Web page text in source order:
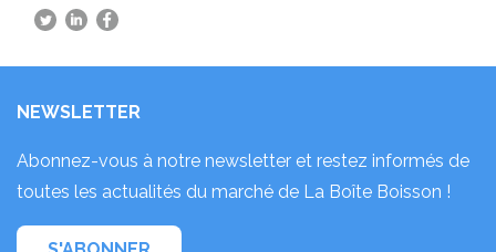
NEWSLETTER
Abonnez-vous à notre newsletter et restez informés de
toutes les actualités du marché de La Boîte Boisson !